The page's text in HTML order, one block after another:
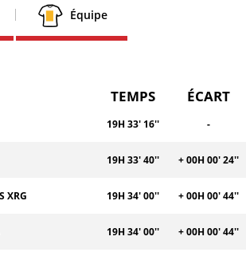
Équipe
TEMPS ÉCART
19H 33' 16'' -
19H 33' 40'' + 00H 00' 24''
XRG 19H 34' 00'' + 00H 00' 44''
19H 34' 00'' + 00H 00' 44''